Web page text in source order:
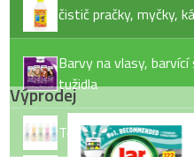
čistič pračky, myčky,
Barvy na vlasy,
tužidla
Tekuté mýdlo, tuhé
Výprodej